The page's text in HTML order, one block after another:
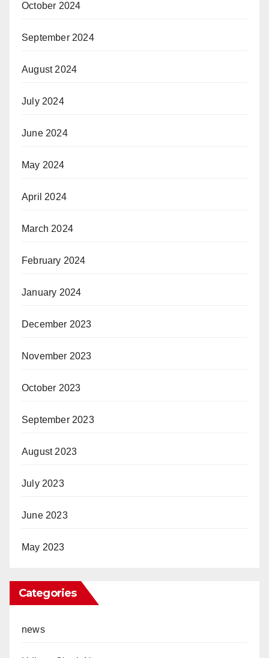
October 2024
September 2024
August 2024
July 2024
June 2024
May 2024
April 2024
March 2024
February 2024
January 2024
December 2023
November 2023
October 2023
September 2023
August 2023
July 2023
June 2023
May 2023
Categories
news